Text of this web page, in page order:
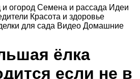
огород Семена и рассада Идеи
Красота и здоровье
для сада Видео Домашние
ёлка
если не в